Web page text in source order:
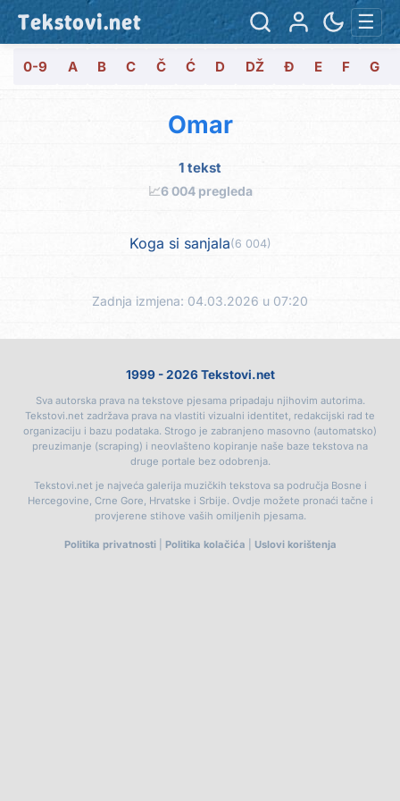
Tekstovi.net ☰
0-9 A B C Č Ć D DŽ Đ E F G
Omar
1 tekst
📈6 004 pregleda
Koga si sanjala(6 004)
Zadnja izmjena: 04.03.2026 u 07:20
1999 - 2026 Tekstovi.net
Sva autorska prava na tekstove pjesama pripadaju njihovim autorima.
Tekstovi.net zadržava prava na vlastiti vizualni identitet, redakcijski rad te
organizaciju i bazu podataka. Strogo je zabranjeno masovno (automatsko)
preuzimanje (scraping) i neovlašteno kopiranje naše baze tekstova na
druge portale bez odobrenja.
Tekstovi.net je najveća galerija muzičkih tekstova sa područja Bosne i
Hercegovine, Crne Gore, Hrvatske i Srbije. Ovdje možete pronaći tačne i
provjerene stihove vaših omiljenih pjesama.
Politika privatnosti| Politika kolačića Uslovi korištenja